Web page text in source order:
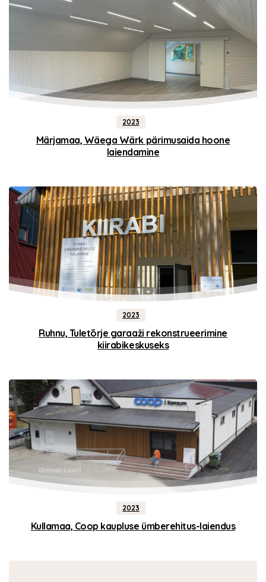
2023
Märjamaa, Wäega Wärk pärimusaida hoone
laiendamine
2023
Ruhnu, Tuletõrje garaaži rekonstrueerimine
kiirabikeskuseks
2023
Kullamaa, Coop kaupluse ümberehitus-laiendus